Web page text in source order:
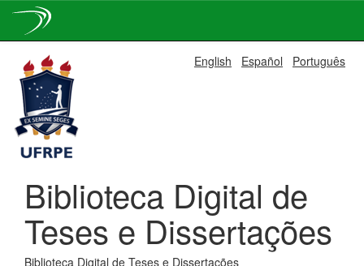
navigation
English Español Português
Biblioteca Digital de
Teses e Dissertações
Biblioteca Digital de Teses e Dissertações